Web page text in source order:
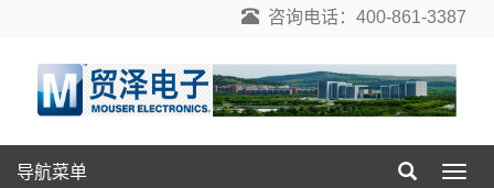
咨询电话：400-861-3387
导
导航菜单